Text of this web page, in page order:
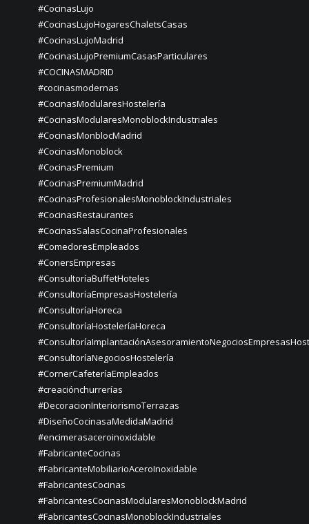
#CocinasLujo
#CocinasLujoHogaresChaletsCasas
#CocinasLujoMadrid
#CocinasLujoPremiumCasasParticulares
#COCINASMADRID
#cocinasmodernas
#CocinasModularesHostelería
#CocinasModularesMonoblockIndustriales
#CocinasMonblocMadrid
#CocinasMonoblock
#CocinasPremium
#CocinasPremiumMadrid
#CocinasProfesionalesMonoblockIndustriales
#CocinasRestaurantes
#CocinasSalasCocinaProfesionales
#ComedoresEmpleados
#ConersEmpresas
#ConsultoríaBuffetHoteles
#ConsultoríaEmpresasHostelería
#ConsultoríaHoreca
#ConsultoríaHosteleríaHoreca
#ConsultoríaNegociosHostelería
#CornerCafeteríaEmpleados
#creaciónchurrerías
#DecoracionInteriorismoTerrazas
#DiseñoCocinasaMedidaMadrid
#encimerasaceroinoxidable
#FabricanteCocinas
#FabricanteMobiliarioAceroInoxidable
#FabricantesCocinas
#FabricantesCocinasModularesMonoblockMadrid
#FabricantesCocinasMonoblockIndustriales